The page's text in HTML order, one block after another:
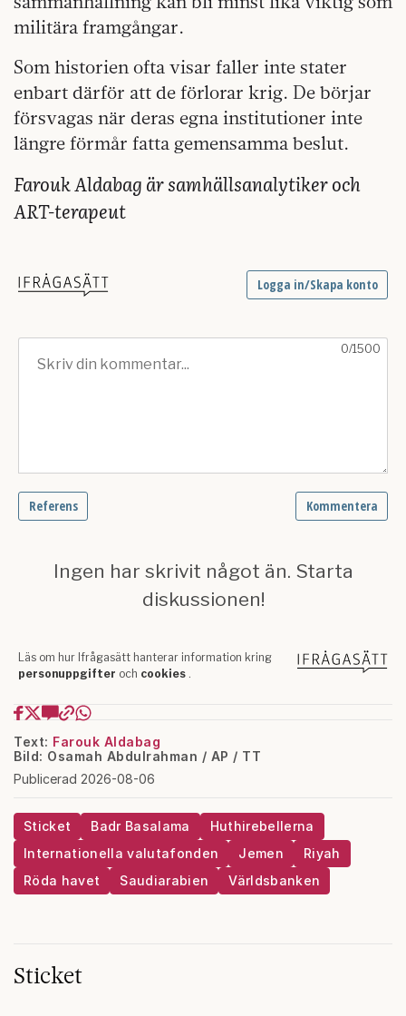
militära framgångar.
Som historien ofta visar faller inte stater
enbart därför att de förlorar krig. De börjar
försvagas när deras egna institutioner inte
längre förmår fatta gemensamma beslut.
Farouk Aldabag är samhällsanalytiker och
ART-terapeut
Text: Farouk Aldabag
Bild: Osamah Abdulrahman / AP / TT
Publicerad 2026-08-06
Sticket Badr Basalama
Huthirebellerna
Internationella valutafonden
Jemen
Riyah
Röda havet
Saudiarabien Världsbanken
Sticket